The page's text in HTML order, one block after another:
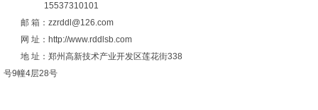
15537310101
邮 箱：zzrddl@126.com
网 址：http://www.rddlsb.com
地 址：郑州高新技术产业开发区莲花街338
号9幢4层28号